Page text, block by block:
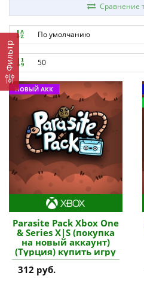
Фильтр
Сравнение
По умолчанию
50
НОВЫЙ АКК
Parasite Pack Xbox One
& Series X|S (покупка
на новый аккаунт)
(Турция) купить игру
312 руб.